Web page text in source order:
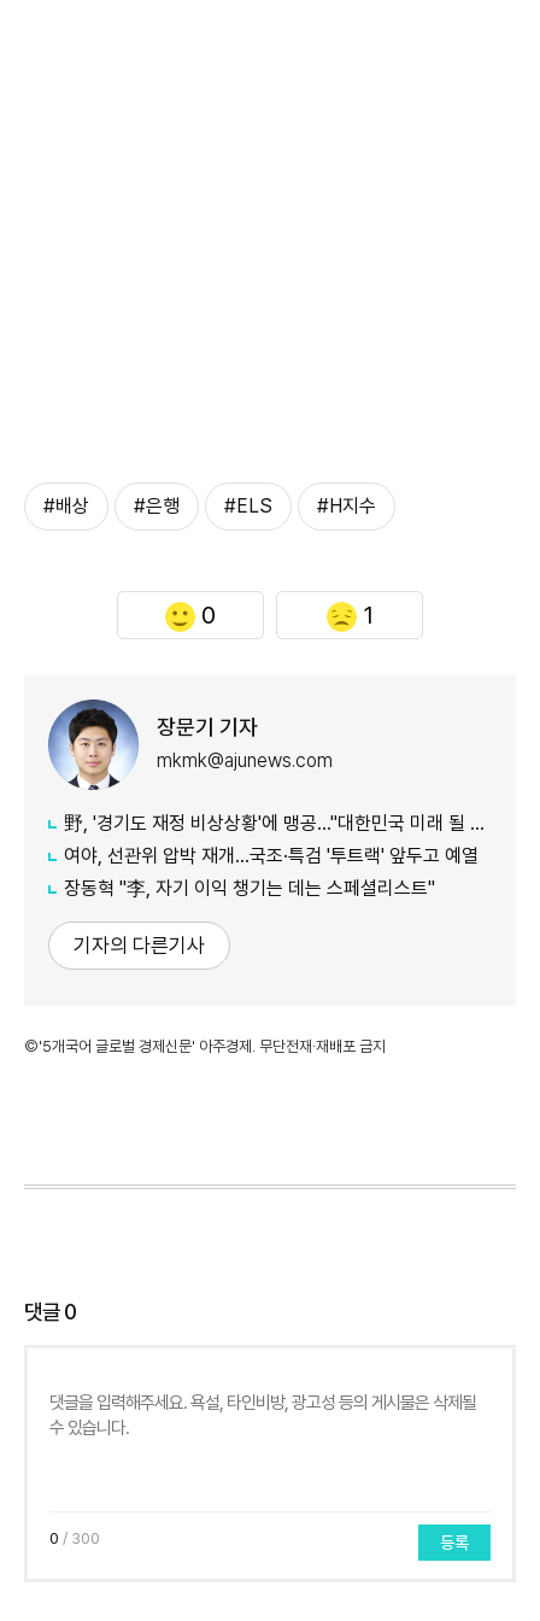
#배상 #은행 #ELS #H지수
0 1
장문기 기자
mkmk@ajunews.com
野, '경기도 재정 비상상황'에 맹공…"대한민국 미래 될 수도"
여야, 선관위 압박 재개…국조·특검 '투트랙' 앞두고 예열
장동혁 "李, 자기 이익 챙기는 데는 스페셜리스트"
기자의 다른기사
©'5개국어 글로벌 경제신문' 아주경제. 무단전재·재배포 금지
댓글0
0 / 300 등록